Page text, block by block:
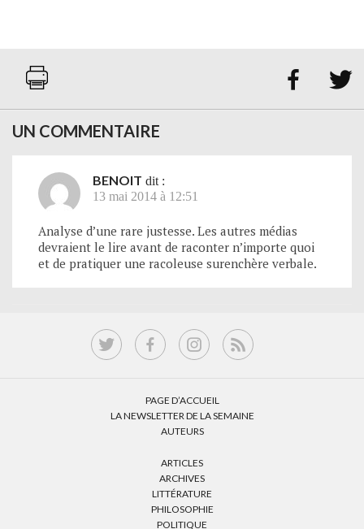
 
UN COMMENTAIRE
BENOIT dit :
13 mai 2014 à 12:51
Analyse d’une rare justesse. Les autres médias
devraient le lire avant de raconter n’importe quoi
et de pratiquer une racoleuse surenchère verbale.
PAGE D’ACCUEIL
LA NEWSLETTER DE LA SEMAINE
AUTEURS
ARTICLES
ARCHIVES
LITTÉRATURE
PHILOSOPHIE
POLITIQUE